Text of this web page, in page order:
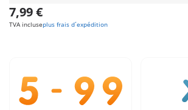
7,99 €
TVA incluseplus frais d´expédition